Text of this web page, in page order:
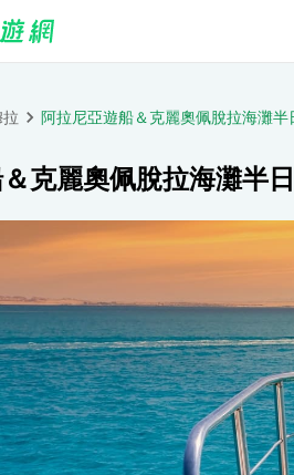
阿拉尼亞遊船＆克麗奧佩脫拉海灘半
克麗奧佩脫拉海灘半日